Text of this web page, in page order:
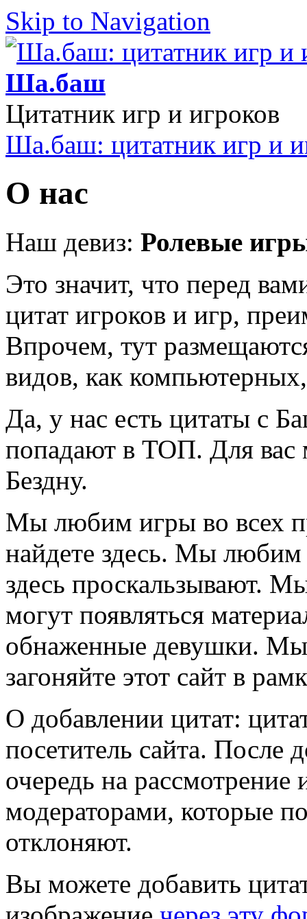
Skip to Navigation
Ша.баш
Цитатник игр и игроков
Ша.баш: цитатник игр и
О нас
Наш девиз: Ролевые
Это значит, что перед
цитат игроков и игр,
Впрочем, тут
видов, как
Да, у нас есть цитаты с
попадают в ТОП. Для
Бездну.
Мы любим игры во всех
найдете здесь. Мы любим
здесь проскальзывают.
могут появляться
обнаженные девушки.
загоняйте этот сайт в
О добавлении цитат:
посетитель сайта. После
очередь на рассмотрение
модераторами, которые
отклоняют.
Вы можете добавить